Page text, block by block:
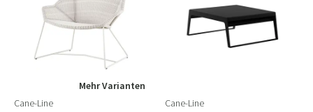
Mehr Varianten
Cane-Line
Cane-Line